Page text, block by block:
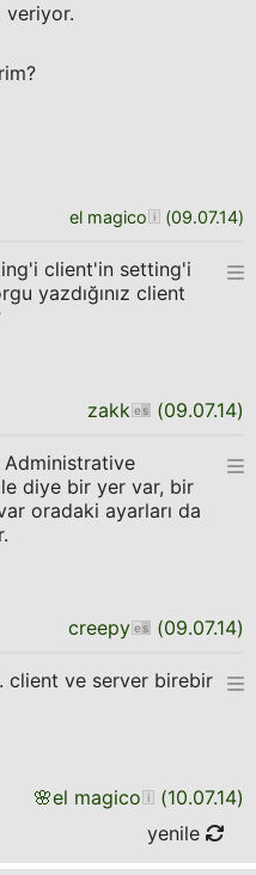
veriyor.
el magico (09.07.14)
client'in setting'i
yazdığınız client
zakk (09.07.14)
Administrative
diye bir yer var, bir
oradaki ayarları da
creepy (09.07.14)
client ve server birebir
🌸el magico (10.07.14)
yenile